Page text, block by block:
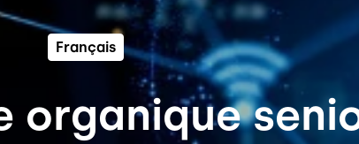
Français
organique